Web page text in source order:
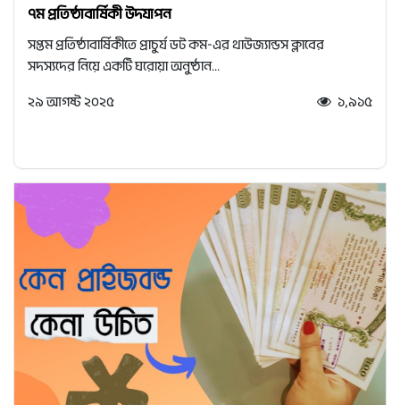
৭ম প্রতিষ্ঠাবার্ষিকী উদযাপন
সপ্তম প্রতিষ্ঠাবার্ষিকীতে প্রাচুর্য ডট কম-এর থাউজ্যান্ডস ক্লাবের
সদস্যদের নিয়ে একটি ঘরোয়া অনুষ্ঠান...
২৯ আগষ্ট ২০২৫
১,৯১৫